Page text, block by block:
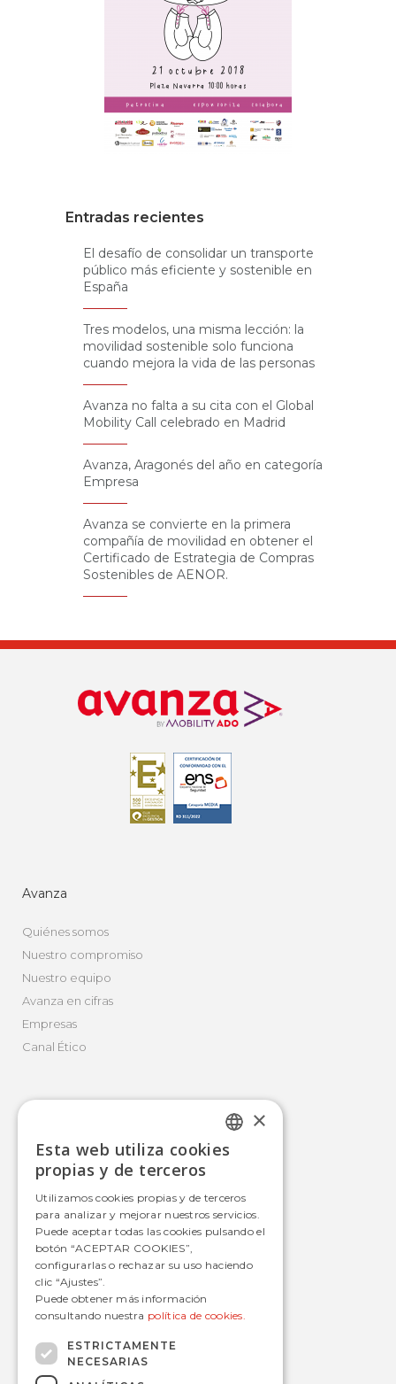
Entradas recientes
El desafío de consolidar un transporte
público más eficiente y sostenible en
España
Tres modelos, una misma lección: la
movilidad sostenible solo funciona
cuando mejora la vida de las personas
Avanza no falta a su cita con el Global
Mobility Call celebrado en Madrid
Avanza, Aragonés del año en categoría
Empresa
Avanza se convierte en la primera
compañía de movilidad en obtener el
Certificado de Estrategia de Compras
Sostenibles de AENOR.
Avanza
Quiénes somos
Nuestro compromiso
Nuestro equipo
Avanza en cifras
Empresas
Canal Ético
Autobús
Tranvía
Metro
Estaciones
Contacto
informacion@avanzagrupo.com
+34 916 021 900
C/ San Norberto, 48 • 28021 – Madrid
SPANISH
×
Esta web utiliza cookies
propias y de terceros
Utilizamos cookies propias y de terceros
para analizar y mejorar nuestros servicios.
Puede aceptar todas las cookies pulsando el
botón “ACEPTAR COOKIES”,
configurarlas o rechazar su uso haciendo
clic “Ajustes”.
Puede obtener más información
consultando nuestra política de cookies.
ESTRICTAMENTE
NECESARIAS